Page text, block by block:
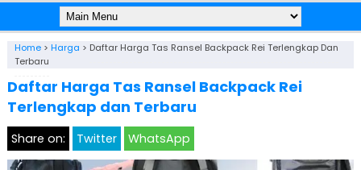
Home> Harga > Daftar Harga Tas Ransel Backpack Rei Terlengkap Dan
Terbaru
Daftar Harga Tas Ransel Backpack Rei
Terlengkap dan Terbaru
Share on: Twitter WhatsApp